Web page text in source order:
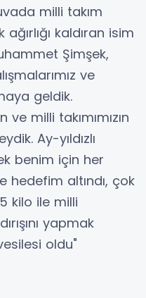
milli takım
kaldıran isim
Şimşek,
ve
geldik.
ve milli takımımızın
Ay-yıldızlı
benim için her
hedefim altındı, çok
kilo ile milli
yapmak
oldu"